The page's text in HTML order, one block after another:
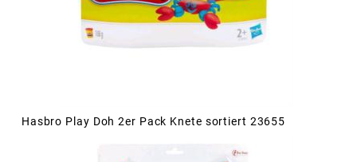
Hasbro Play Doh 2er Pack Knete sortiert 23655